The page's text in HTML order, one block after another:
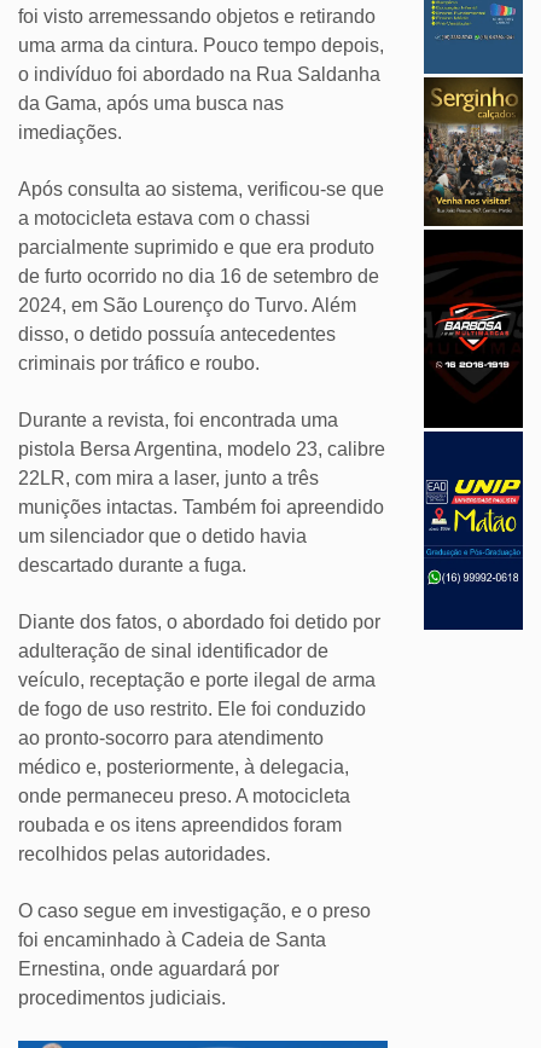
foi visto arremessando objetos e retirando
uma arma da cintura. Pouco tempo depois,
o indivíduo foi abordado na Rua Saldanha
da Gama, após uma busca nas
imediações.
Após consulta ao sistema, verificou-se que
a motocicleta estava com o chassi
parcialmente suprimido e que era produto
de furto ocorrido no dia 16 de setembro de
2024, em São Lourenço do Turvo. Além
disso, o detido possuía antecedentes
criminais por tráfico e roubo.
Durante a revista, foi encontrada uma
pistola Bersa Argentina, modelo 23, calibre
22LR, com mira a laser, junto a três
munições intactas. Também foi apreendido
um silenciador que o detido havia
descartado durante a fuga.
Diante dos fatos, o abordado foi detido por
adulteração de sinal identificador de
veículo, receptação e porte ilegal de arma
de fogo de uso restrito. Ele foi conduzido
ao pronto-socorro para atendimento
médico e, posteriormente, à delegacia,
onde permaneceu preso. A motocicleta
roubada e os itens apreendidos foram
recolhidos pelas autoridades.
O caso segue em investigação, e o preso
foi encaminhado à Cadeia de Santa
Ernestina, onde aguardará por
procedimentos judiciais.